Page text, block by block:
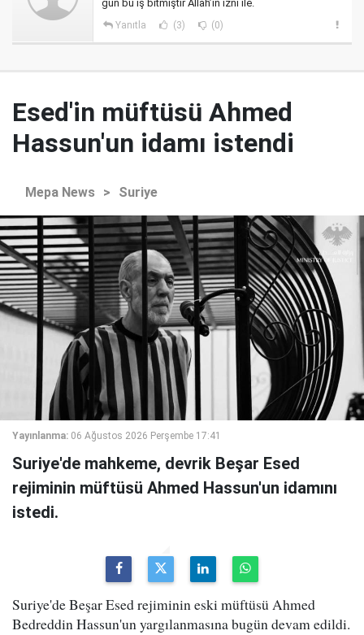
gün bu iş bitmiştir Allah’ın izni ile.
Yanıtla (3) (0)
Esed'in müftüsü Ahmed
Hassun'un idamı istendi
Mepa News > Suriye
Yayınlanma: 06 Ağustos 2026 Perşembe 17:41
Suriye'de mahkeme, devrik Beşar Esed
rejiminin müftüsü Ahmed Hassun'un idamını
istedi.
Suriye'de Beşar Esed rejiminin eski müftüsü Ahmed
Bedreddin Hassun'un yargılanmasına bugün devam edildi.